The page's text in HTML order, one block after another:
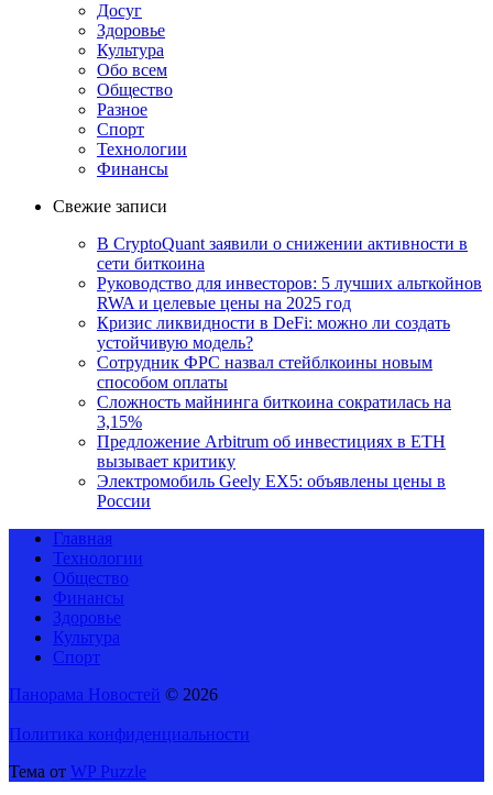
Досуг
Здоровье
Культура
Обо всем
Общество
Разное
Спорт
Технологии
Финансы
Свежие записи
В CryptoQuant заявили о снижении активности в
сети биткоина
Руководство для инвесторов: 5 лучших альткойнов
RWA и целевые цены на 2025 год
Кризис ликвидности в DeFi: можно ли создать
устойчивую модель?
Сотрудник ФРС назвал стейблкоины новым
способом оплаты
Сложность майнинга биткоина сократилась на
3,15%
Предложение Arbitrum об инвестициях в ETH
вызывает критику
Электромобиль Geely EX5: объявлены цены в
России
Главная
Технологии
Общество
Финансы
Здоровье
Культура
Спорт
Панорама Новостей © 2026
Политика конфиденциальности
Тема от WP Puzzle